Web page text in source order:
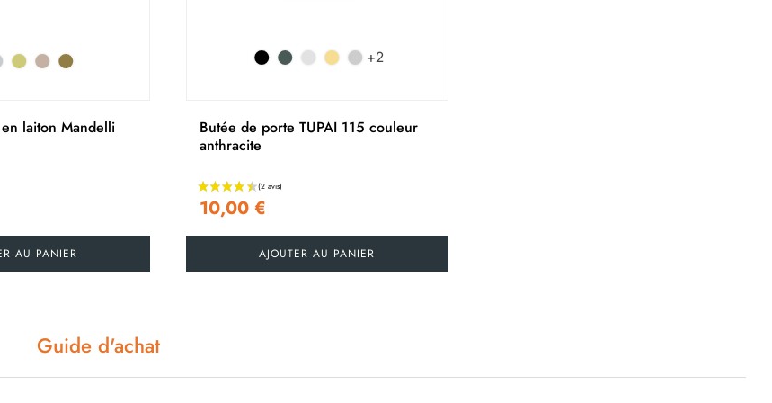
laiton Mandelli
AU PANIER
+2
Butée de porte TUPAI 115 couleur
anthracite
10,00 €
AJOUTER AU PANIER
Guide d'achat